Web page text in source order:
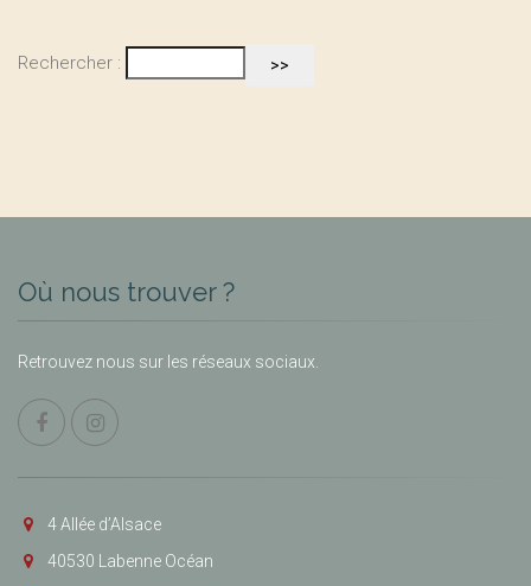
Rechercher :
Où nous trouver ?
Retrouvez nous sur les réseaux sociaux.
4 Allée d’Alsace
40530 Labenne Océan